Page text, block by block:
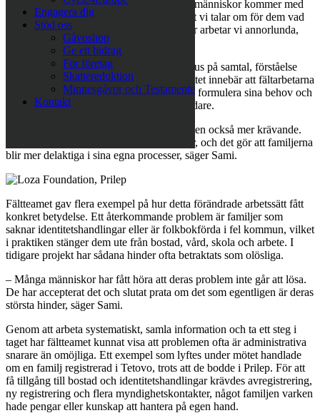
Engagera dig
Stöd oss
Gåvoshop
Ge ett bidrag
För företag
Skattereduktion
Minnesgåvor och Testamente
Kontakt
– I många projekt har vi varit vana vid att människor kommer med
krav och att vi levererar lösningar. Eller att vi talar om för dem vad
deras problem är och hur de ska lösas. Här arbetar vi annorlunda,
säger Sami Ajdini.
I stället för att ta över processen ligger fokus på samtal, förståelse
och ansvar. Det coachande förhållningssättet innebär att fältarbetarna
lägger tid på att hjälpa familjerna att själva formulera sina behov och
förstå vilka steg som krävs för att ta sig vidare.
– Metoden har gjort vårt arbete enklare, men också mer krävande.
Vi arbetar mer med dialog än instruktioner, och det gör att familjerna
blir mer delaktiga i sina egna processer, säger Sami.
Fältteamet gav flera exempel på hur detta förändrade arbetssätt fått
konkret betydelse. Ett återkommande problem är familjer som
saknar identitetshandlingar eller är folkbokförda i fel kommun, vilket
i praktiken stänger dem ute från bostad, vård, skola och arbete. I
tidigare projekt har sådana hinder ofta betraktats som olösliga.
– Många människor har fått höra att deras problem inte går att lösa.
De har accepterat det och slutat prata om det som egentligen är deras
största hinder, säger Sami.
Genom att arbeta systematiskt, samla information och ta ett steg i
taget har fältteamet kunnat visa att problemen ofta är administrativa
snarare än omöjliga. Ett exempel som lyftes under mötet handlade
om en familj registrerad i Tetovo, trots att de bodde i Prilep. För att
få tillgång till bostad och identitetshandlingar krävdes avregistrering,
ny registrering och flera myndighetskontakter, något familjen varken
hade pengar eller kunskap att hantera på egen hand.